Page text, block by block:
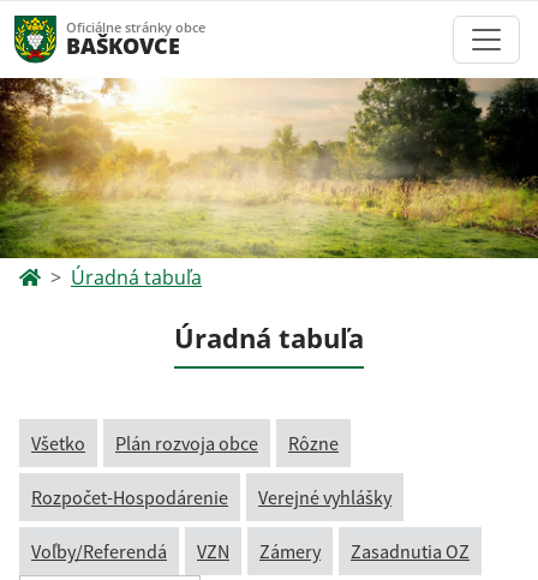
Oficiálne stránky obce
BAŠKOVCE
Úradná tabuľa
Úradná tabuľa
Všetko Plán rozvoja obce Rôzne
Rozpočet-Hospodárenie Verejné vyhlášky
Voľby/Referendá VZN Zámery Zasadnutia OZ